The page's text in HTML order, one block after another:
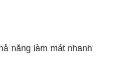
năng làm mát nhanh